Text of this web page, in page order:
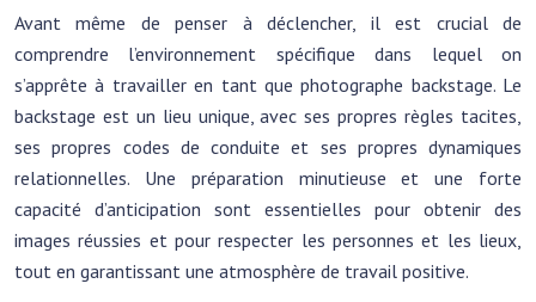
Avant même de penser à déclencher, il est crucial de
comprendre l’environnement spécifique dans lequel on
s’apprête à travailler en tant que photographe backstage. Le
backstage est un lieu unique, avec ses propres règles tacites,
ses propres codes de conduite et ses propres dynamiques
relationnelles. Une préparation minutieuse et une forte
capacité d’anticipation sont essentielles pour obtenir des
images réussies et pour respecter les personnes et les lieux,
tout en garantissant une atmosphère de travail positive.